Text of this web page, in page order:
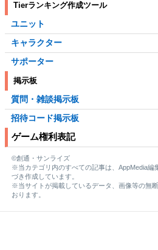
Tierランキング作成ツール
ユニット
キャラクター
サポーター
掲示板
質問・雑談掲示板
招待コード掲示板
ゲーム権利表記
©創通・サンライズ
※当カテゴリ内のすべての記事は、AppMedia編
づき作成しています。
※当サイトが掲載しているデータ、画像等の無
おります。